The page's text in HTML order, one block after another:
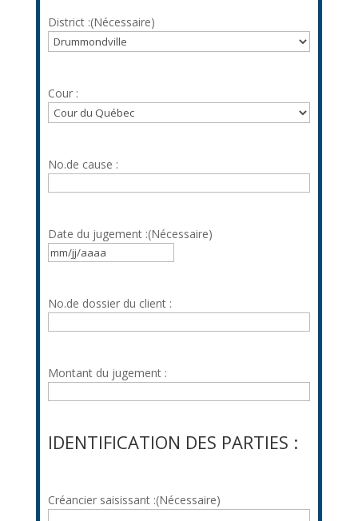
District :(Nécessaire)
Cour :
No.de cause :
Date du jugement :(Nécessaire)
MM
JJ
slash
AAAA
No.de dossier du client :
Montant du jugement :
IDENTIFICATION DES PARTIES :
Créancier saisissant :(Nécessaire)